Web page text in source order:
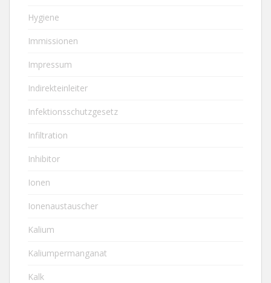
Hygiene
Immissionen
Impressum
Indirekteinleiter
Infektionsschutzgesetz
Infiltration
Inhibitor
Ionen
Ionenaustauscher
Kalium
Kaliumpermanganat
Kalk